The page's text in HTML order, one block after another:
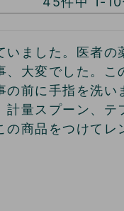
ました。医者の
大変でした。こ
前に手指を洗い
量スプーン、テ
商品をつけてレ